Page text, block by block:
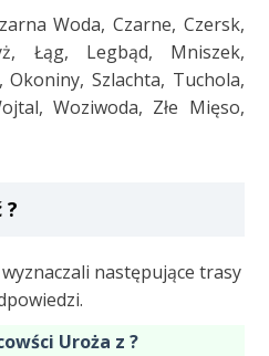
Woda, Czarne, Czersk,
Łąg, Legbąd, Mniszek,
Okoniny, Szlachta, Tuchola,
Woziwoda, Złe Mięso,
?
następujące trasy
Uroża z ?